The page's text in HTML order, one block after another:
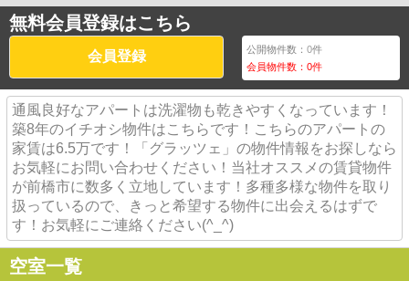
無料会員登録はこちら
会員登録 公開物件数：0件
会員物件数：0件
通風良好なアパートは洗濯物も乾きやすくなっています！
築8年のイチオシ物件はこちらです！こちらのアパートの
家賃は6.5万です！「グラッツェ」の物件情報をお探しなら
お気軽にお問い合わせください！当社オススメの賃貸物件
が前橋市に数多く立地しています！多種多様な物件を取り
扱っているので、きっと希望する物件に出会えるはずで
す！お気軽にご連絡ください(^_^)
空室一覧